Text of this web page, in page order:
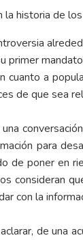
la historia de
primer
cuanto a
de que sea
para
de poner en
consideran
con la
de una